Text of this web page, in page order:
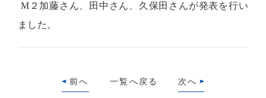
М２加藤さん、田中さん、久保田さんが発表を行い
ました。
前へ 一覧へ戻る 次へ